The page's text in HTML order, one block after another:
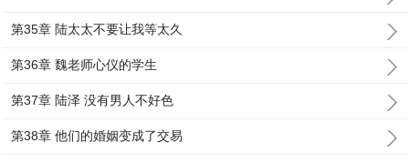
第35章 陆太太不要让我等太久
第36章 魏老师心仪的学生
第37章 陆泽 没有男人不好色
第38章 他们的婚姻变成了交易